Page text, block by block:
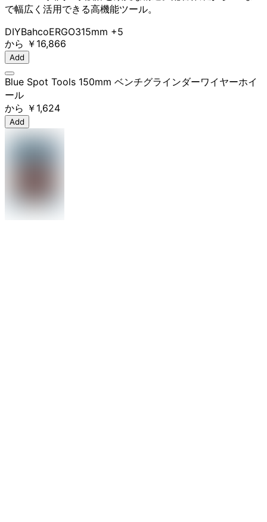
で幅広く活用できる高機能ツール。
DIYBahcoERGO315mm +5
から ￥16,866
Add
Blue Spot Tools 150mm ベンチグラインダーワイヤーホイ
ール
から ￥1,624
Add